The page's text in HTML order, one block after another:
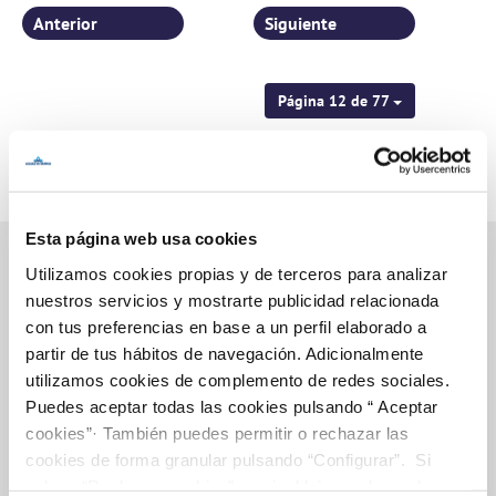
Esta página web usa cookies
Utilizamos cookies propias y de terceros para analizar
nuestros servicios y mostrarte publicidad relacionada
con tus preferencias en base a un perfil elaborado a
partir de tus hábitos de navegación. Adicionalmente
utilizamos cookies de complemento de redes sociales.
Puedes aceptar todas las cookies pulsando “ Aceptar
cookies”· También puedes permitir o rechazar las
cookies de forma granular pulsando “Configurar”. Si
Página 12 de 77
Anterior Siguiente
Inicio
Gestiones Online